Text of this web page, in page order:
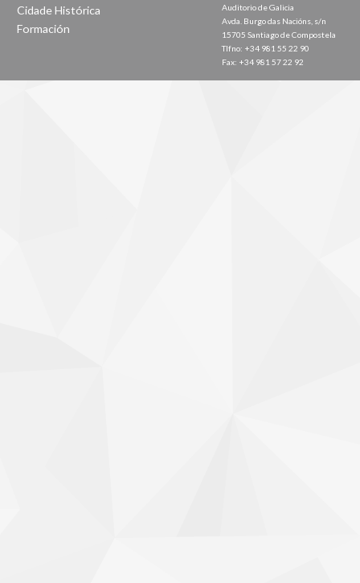
Cidade Histórica
Formación
Auditorio de Galicia
Avda. Burgo das Nacións, s/n
15705 Santiago de Compostela
Tlfno: +34 981 55 22 90
Fax: +34 981 57 22 92